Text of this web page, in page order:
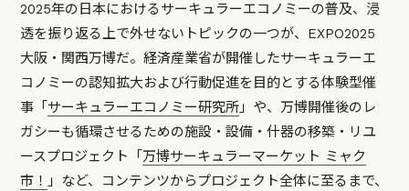
2025年の日本におけるサーキュラーエコノミーの普及、浸
透を振り返る上で外せないトピックの一つが、EXPO2025
大阪・関西万博だ。経済産業省が開催したサーキュラーエ
コノミーの認知拡大および行動促進を目的とする体験型催
事「 サーキュラーエコノミー研究所 」や、万博開催後のレ
ガシーも循環させるための施設・設備・什器の移築・リユ
ースプロジェクト「 万博サーキュラーマーケット ミャク
市！ 」など、コンテンツからプロジェクト全体に至るまで、